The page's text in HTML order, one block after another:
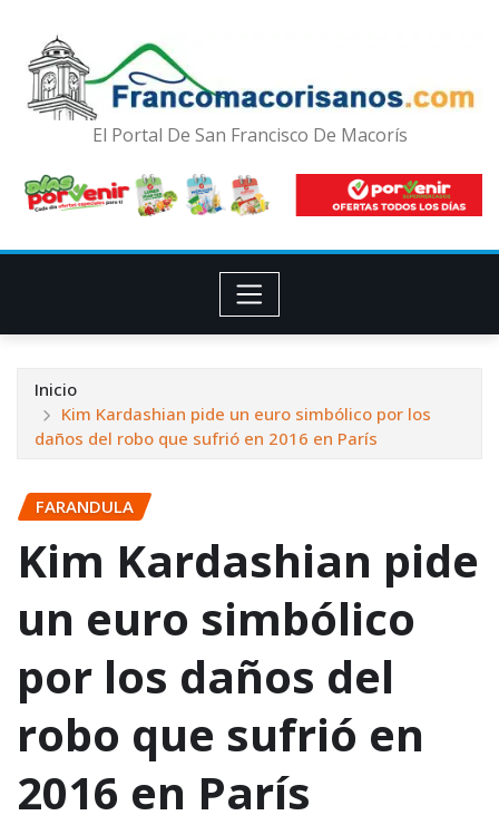
El Portal De San Francisco De Macorís
Inicio
Kim Kardashian pide un euro simbólico por los
daños del robo que sufrió en 2016 en París
FARANDULA
Kim Kardashian pide
un euro simbólico
por los daños del
robo que sufrió en
2016 en París